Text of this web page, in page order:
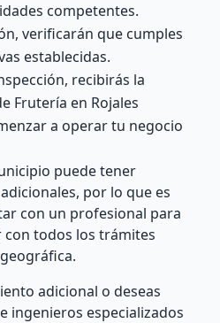
competentes.
verificarán que cumples
establecidas.
recibirás la
Frutería en Rojales
a operar tu negocio
puede tener
por lo que es
con un profesional para
todos los trámites
adicional o deseas
ingenieros especializados